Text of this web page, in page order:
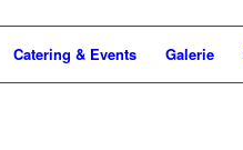
Catering & Events Galerie